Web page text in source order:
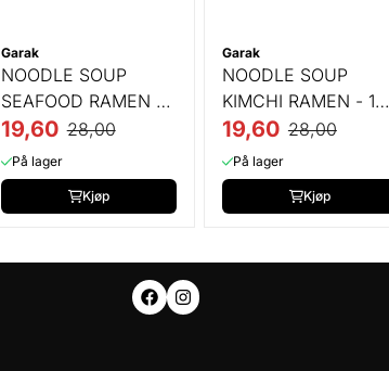
Garak
NOODLE SOUP
SEAFOOD RAMEN -
130 GR
19,60 28,00
På lager
Kjøp
Garak
NOODLE SOUP
KIMCHI RAMEN - 130
GR
19,60 28,00
På lager
Kjøp